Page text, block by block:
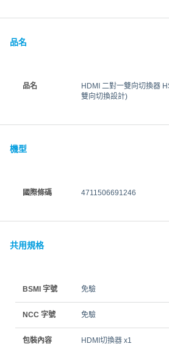
品名
品名
HDMI 二對一雙向切換器
雙向切換設計)
機型
國際條碼 4711506691246
共用規格
BSMI 字號 免驗
NCC 字號 免驗
包裝內容 HDMI切換器 x1